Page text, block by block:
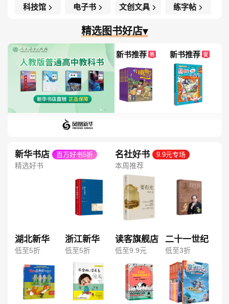
科技馆 电子书 文创文具 练字帖
精选图书好店▾
新书推荐 热 新书推荐 促
新华书店 百万好书5折
精选好书
名社好书 9.9元专场
本周推荐
湖北新华
低至5折
浙江新华
低至5折
读客旗舰店
低至9.9元
二十一世纪
低至3折